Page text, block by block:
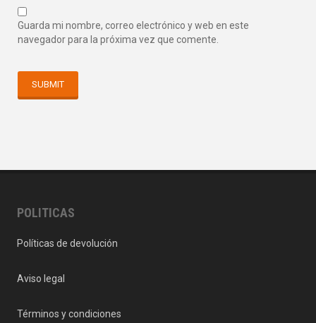
Guarda mi nombre, correo electrónico y web en este
navegador para la próxima vez que comente.
POLITICAS
Políticas de devolución
Aviso legal
Términos y condiciones